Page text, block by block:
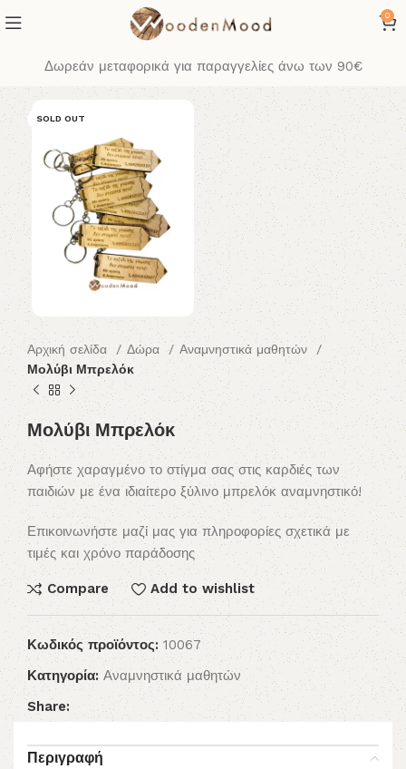
0
Δωρεάν μεταφορικά για παραγγελίες άνω των 90€
SOLD OUT
Αρχική σελίδα Δώρα
Αναμνηστικά μαθητών
Μολύβι Μπρελόκ
Μολύβι Μπρελόκ
Αφήστε χαραγμένο το στίγμα σας στις καρδιές των
παιδιών με ένα ιδιαίτερο ξύλινο μπρελόκ αναμνηστικό!
Επικοινωνήστε μαζί μας για πληροφορίες σχετικά με
τιμές και χρόνο παράδοσης
Compare Add to wishlist
Κωδικός προϊόντος: 10067
Κατηγορία: Αναμνηστικά μαθητών
Share:
Περιγραφή